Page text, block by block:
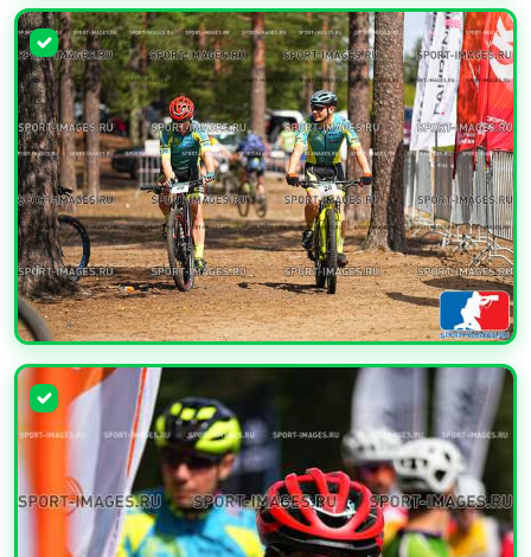
УВЕЛИЧИТЬ
УВЕЛИЧИТЬ